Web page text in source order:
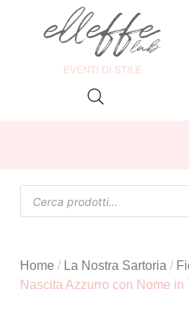
Home / La Nostra Sartoria /
Nascita Azzurro con Nome in